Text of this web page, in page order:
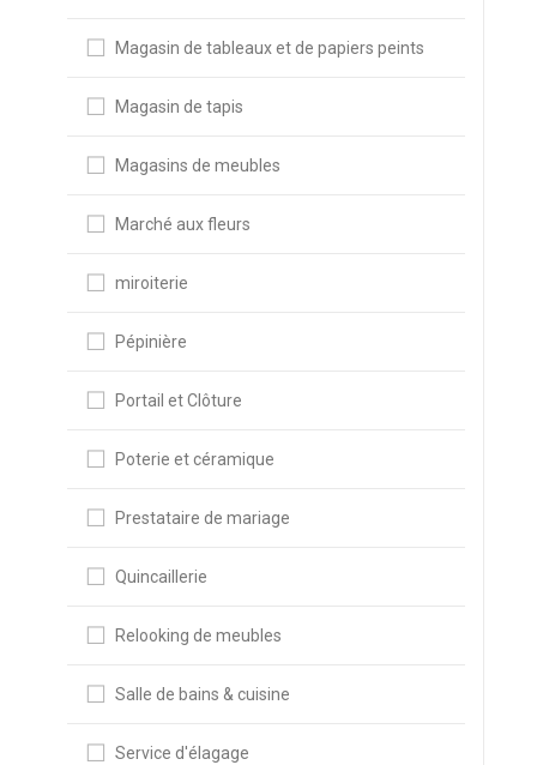
Magasin de tableaux et de papiers peints
Magasin de tapis
Magasins de meubles
Marché aux fleurs
miroiterie
Pépinière
Portail et Clôture
Poterie et céramique
Prestataire de mariage
Quincaillerie
Relooking de meubles
Salle de bains & cuisine
Service d'élagage